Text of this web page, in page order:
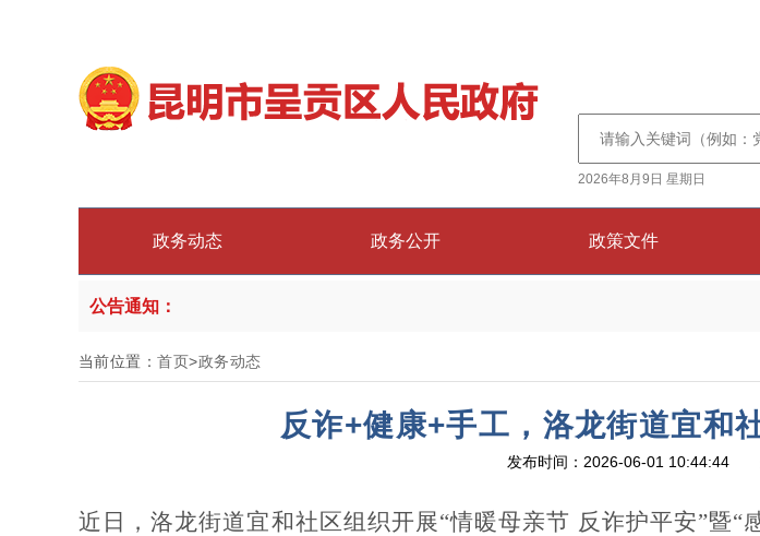
2026年8月9日 星期日
政务动态 政务公开 政策文件
公告通知：
当前位置：首页>政务动态
反诈+健康+手工，洛龙街道宜和
发布时间：2026-06-01 10:44:44
近日，洛龙街道宜和社区组织开展“情暖母亲节 反诈护平安”暨“